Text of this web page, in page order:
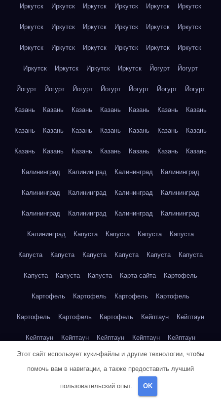
Иркутск Иркутск Иркутск Иркутск Иркутск Иркутск
Иркутск Иркутск Иркутск Иркутск Иркутск Иркутск
Иркутск Иркутск Иркутск Иркутск Иркутск Иркутск
Иркутск Иркутск Иркутск Иркутск Йогурт Йогурт
Йогурт Йогурт Йогурт Йогурт Йогурт Йогурт Йогурт
Казань Казань Казань Казань Казань Казань Казань
Казань Казань Казань Казань Казань Казань Казань
Казань Казань Казань Казань Казань Казань Казань
Калининград Калининград Калининград Калининград
Калининград Калининград Калининград Калининград
Калининград Калининград Калининград Калининград
Калининград Капуста Капуста Капуста Капуста
Капуста Капуста Капуста Капуста Капуста Капуста
Капуста Капуста Капуста Карта сайта Картофель
Картофель Картофель Картофель Картофель
Картофель Картофель Картофель Кейптаун Кейптаун
Кейптаун Кейптаун Кейптаун Кейптаун Кейптаун
Кейптаун Кейптаун Кейптаун Кейптаун Кейптаун
Кейптаун
Этот сайт использует куки-файлы и другие технологии, чтобы
помочь вам в навигации, а также предоставить лучший
пользовательский опыт. OK